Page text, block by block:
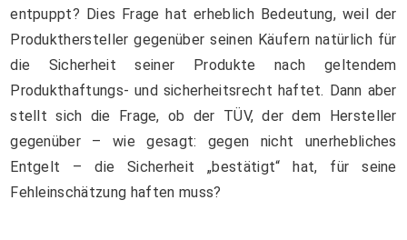
entpuppt? Dies Frage hat erheblich Bedeutung, weil der
Produkthersteller gegenüber seinen Käufern natürlich für
die Sicherheit seiner Produkte nach geltendem
Produkthaftungs- und sicherheitsrecht haftet. Dann aber
stellt sich die Frage, ob der TÜV, der dem Hersteller
gegenüber – wie gesagt: gegen nicht unerhebliches
Entgelt – die Sicherheit „bestätigt“ hat, für seine
Fehleinschätzung haften muss?